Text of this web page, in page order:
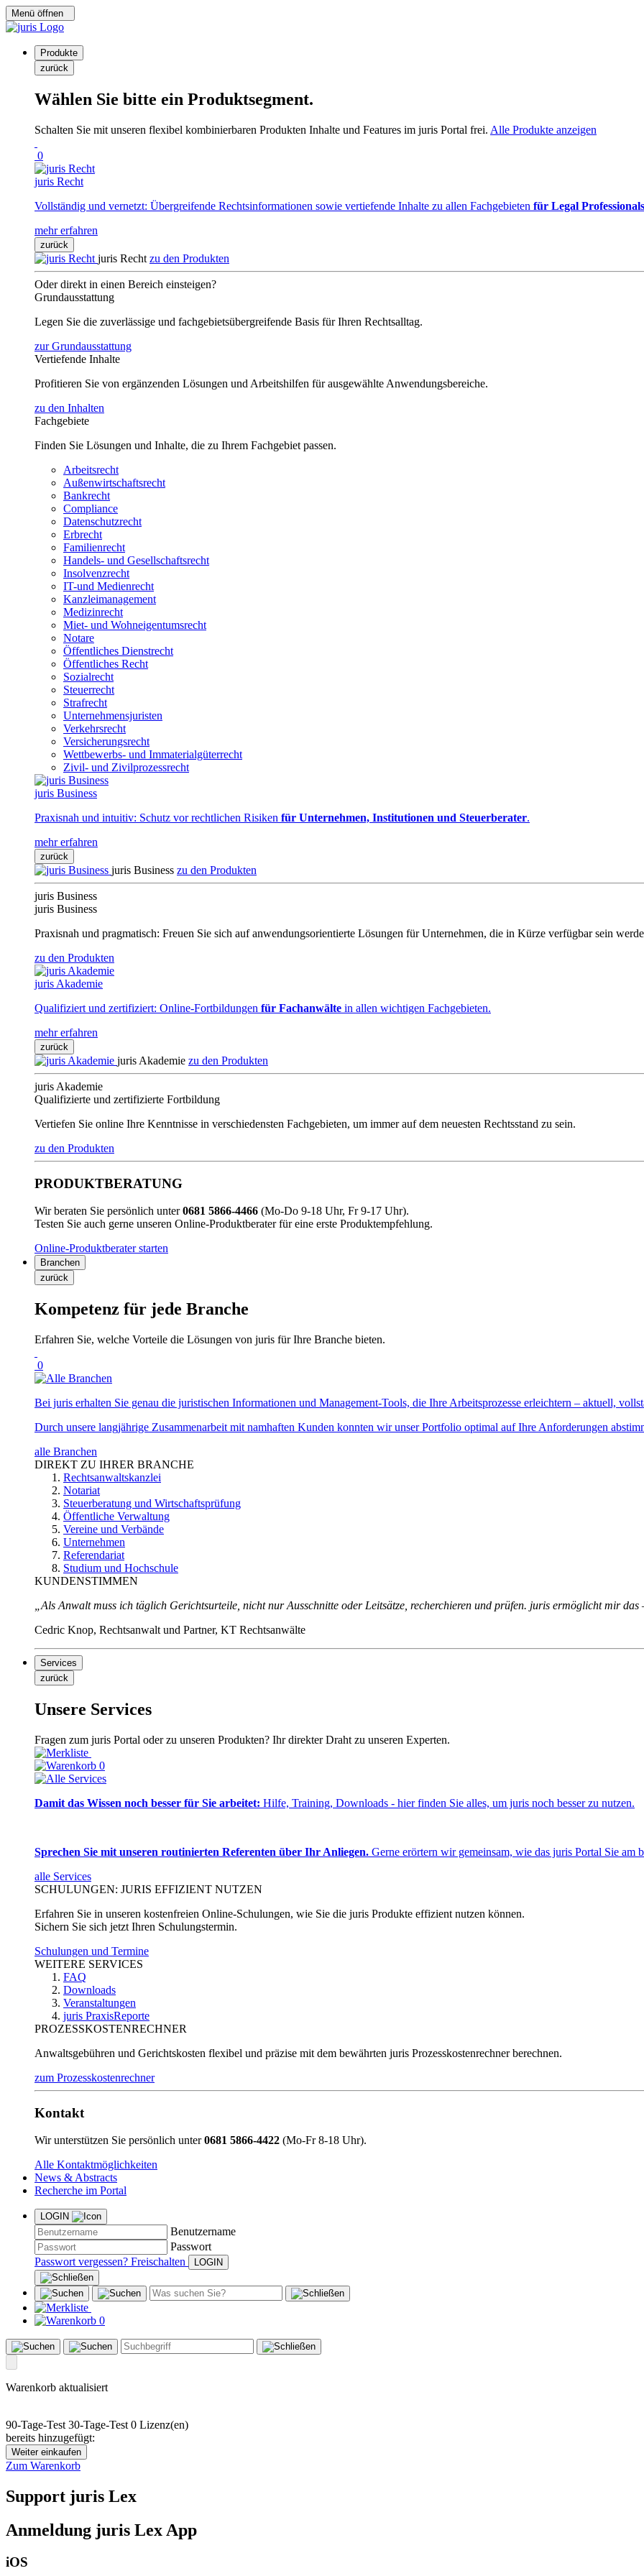
Menü öffnen
Produkte
zurück
Wählen Sie bitte ein Produktsegment.
Schalten Sie mit unseren flexibel kombinierbaren Produkten Inhalte und Features im juris Portal frei. Alle Produkte anzeigen
0
juris Recht
Vollständig und vernetzt: Übergreifende Rechtsinformationen sowie vertiefende Inhalte zu allen Fachgebieten für Legal Professionals
mehr erfahren
zurück
juris Recht zu den Produkten
Oder direkt in einen Bereich einsteigen?
Grundausstattung
Legen Sie die zuverlässige und fachgebietsübergreifende Basis für Ihren Rechtsalltag.
zur Grundausstattung
Vertiefende Inhalte
Profitieren Sie von ergänzenden Lösungen und Arbeitshilfen für ausgewählte Anwendungsbereiche.
zu den Inhalten
Fachgebiete
Finden Sie Lösungen und Inhalte, die zu Ihrem Fachgebiet passen.
Arbeitsrecht
Außenwirtschaftsrecht
Bankrecht
Compliance
Datenschutzrecht
Erbrecht
Familienrecht
Handels- und Gesellschaftsrecht
Insolvenzrecht
IT-und Medienrecht
Kanzleimanagement
Medizinrecht
Miet- und Wohneigentumsrecht
Notare
Öffentliches Dienstrecht
Öffentliches Recht
Sozialrecht
Steuerrecht
Strafrecht
Unternehmensjuristen
Verkehrsrecht
Versicherungsrecht
Wettbewerbs- und Immaterialgüterrecht
Zivil- und Zivilprozessrecht
juris Business
Praxisnah und intuitiv: Schutz vor rechtlichen Risiken für Unternehmen, Institutionen und Steuerberater.
mehr erfahren
zurück
juris Business zu den Produkten
juris Business
juris Business
Praxisnah und pragmatisch: Freuen Sie sich auf anwendungsorientierte Lösungen für Unternehmen, die in Kürze verfügbar sein
zu den Produkten
juris Akademie
Qualifiziert und zertifiziert: Online-Fortbildungen für Fachanwälte in allen wichtigen Fachgebieten.
mehr erfahren
zurück
juris Akademie zu den Produkten
juris Akademie
Qualifizierte und zertifizierte Fortbildung
Vertiefen Sie online Ihre Kenntnisse in verschiedensten Fachgebieten, um immer auf dem neuesten Rechtsstand zu sein.
zu den Produkten
PRODUKTBERATUNG
Wir beraten Sie persönlich unter0681 5866-4466 (Mo-Do 9-18 Uhr, Fr 9-17 Uhr).
Testen Sie auch gerne unseren Online-Produktberater für eine erste Produktempfehlung.
Online-Produktberater starten
Branchen
zurück
Kompetenz für jede Branche
Erfahren Sie, welche Vorteile die Lösungen von juris für Ihre Branche bieten.
0
Bei juris erhalten Sie genau die juristischen Informationen und Management-Tools, die Ihre Arbeitsprozesse erleichtern – aktuell,
Durch unsere langjährige Zusammenarbeit mit namhaften Kunden konnten wir unser Portfolio optimal auf Ihre Anforderungen
alle Branchen
DIREKT ZU IHRER BRANCHE
Rechtsanwaltskanzlei
Notariat
Steuerberatung und Wirtschaftsprüfung
Öffentliche Verwaltung
Vereine und Verbände
Unternehmen
Referendariat
Studium und Hochschule
KUNDENSTIMMEN
„Als Anwalt muss ich täglich Gerichtsurteile, nicht nur Ausschnitte oder Leitsätze, recherchieren und prüfen. juris ermöglicht mir
Cedric Knop, Rechtsanwalt und Partner, KT Rechtsanwälte
Services
zurück
Unsere Services
Fragen zum juris Portal oder zu unseren Produkten? Ihr direkter Draht zu unseren Experten.
0
Damit das Wissen noch besser für Sie arbeitet: Hilfe, Training, Downloads - hier finden Sie alles, um juris noch besser zu nutzen.
Sprechen Sie mit unseren routinierten Referenten über Ihr Anliegen. Gerne erörtern wir gemeinsam, wie das juris Portal Sie am
alle Services
SCHULUNGEN: JURIS EFFIZIENT NUTZEN
Erfahren Sie in unseren kostenfreien Online-Schulungen, wie Sie die juris Produkte effizient nutzen können.
Sichern Sie sich jetzt Ihren Schulungstermin.
Schulungen und Termine
WEITERE SERVICES
FAQ
Downloads
Veranstaltungen
juris PraxisReporte
PROZESSKOSTENRECHNER
Anwaltsgebühren und Gerichtskosten flexibel und präzise mit dem bewährten juris Prozesskostenrechner berechnen.
zum Prozesskostenrechner
Kontakt
Wir unterstützen Sie persönlich unter0681 5866-4422 (Mo-Fr 8-18 Uhr).
Alle Kontaktmöglichkeiten
News & Abstracts
Recherche im Portal
LOGIN
Benutzername
Passwort
Passwort vergessen? Freischalten
0
Warenkorb aktualisiert
90-Tage-Test 30-Tage-Test 0 Lizenz(en)
bereits hinzugefügt:
Weiter einkaufen
Zum Warenkorb
Support juris Lex
Anmeldung juris Lex App
iOS